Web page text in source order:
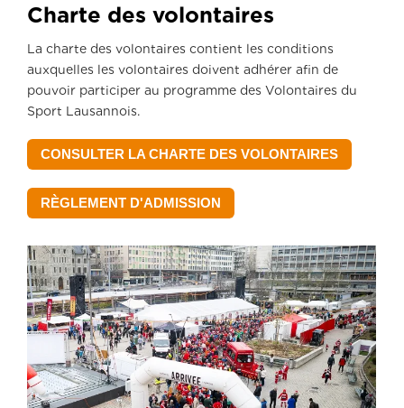
Charte des volontaires
La charte des volontaires contient les conditions
auxquelles les volontaires doivent adhérer afin de
pouvoir participer au programme des Volontaires du
Sport Lausannois.
CONSULTER LA CHARTE DES VOLONTAIRES
RÈGLEMENT D'ADMISSION